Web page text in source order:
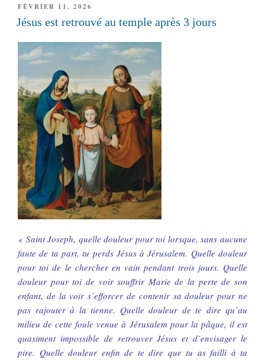
PUBLIÉ
LE
FÉVRIER 11, 2026
Jésus est retrouvé au temple après 3 jours
« Saint Joseph, quelle douleur pour toi lorsque, sans aucune
faute de ta part, tu perds Jésus à Jérusalem. Quelle douleur
pour toi de le chercher en vain pendant trois jours. Quelle
douleur pour toi de voir souffrir Marie de la perte de son
enfant, de la voir s’efforcer de contenir sa douleur pour ne
pas rajouter à la tienne. Quelle douleur de te dire qu’au
milieu de cette foule venue à Jérusalem pour la pâque, il est
quasiment impossible de retrouver Jésus et d’envisager le
pire. Quelle douleur enfin de te dire que tu as failli à ta